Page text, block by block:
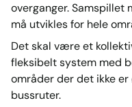
overganger. Samspillet
må utvikles for hele
Det skal være et
fleksibelt system med
områder der det ikke
bussruter.